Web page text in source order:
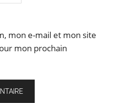
mon e-mail et mon site
mon prochain